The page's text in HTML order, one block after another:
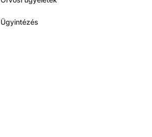
Ügyintézés